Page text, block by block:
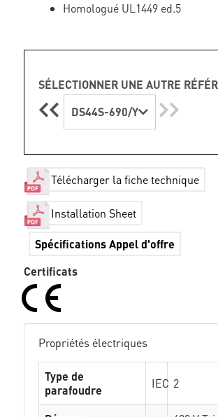
Homologué UL1449 ed.5
SÉLECTIONNER UNE AUTRE
DS44S-690/Y
Télécharger la fiche technique
Installation Sheet
Spécifications Appel d'offre
Certificats
Propriétés électriques
Type de
parafoudre
IEC 2